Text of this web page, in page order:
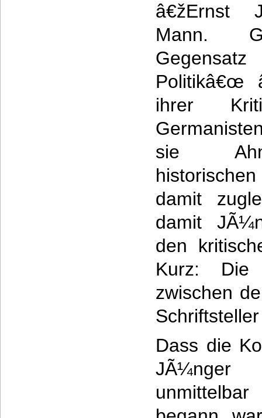
â€žErnst
Mann.
Politikâ€œ
ihrer
sie
damit
damit
den
Kurz: Die
zwischen
Dass die